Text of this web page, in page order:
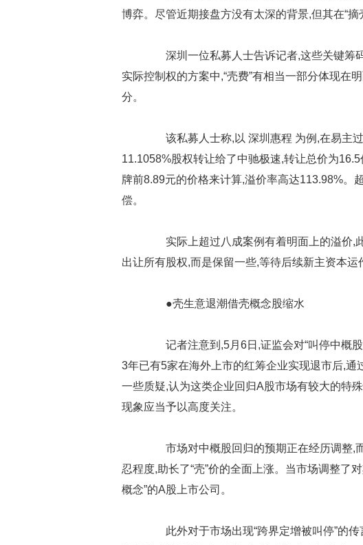
博弈。尽管近期接盘方没有太深的背景,但其在“摘
深圳一位私募人士告诉记者,这些关键筹
实际控制权的方案中,“壳费”有相当一部分体现在
分。
该私募人士称,以 深圳惠程 为例,在易主过
11.1058%股权转让给了中驰极速,转让总价为
牌前8.89元的价格来计算,溢价率高达113.98%。
偿。
实际上超过八成案例有着明面上的溢价,
出让所有股权,而是保留一些,等待后续新主资本运
●壳生意退潮借壳概念股缩水
记者注意到,5月6日,证监会对“叫停中概股
3年已有5家在海外上市的红筹企业实现退市后,
一些质疑,认为这类企业回归A股市场有较大的特
现象应当予以高度关注。
市场对中概股回归的预期正在经历调整,
忍程度,助长了“壳”价的全面上涨。当市场调整了
概念”的A股上市公司。
此外对于市场出现“跨界定增被叫停”的传